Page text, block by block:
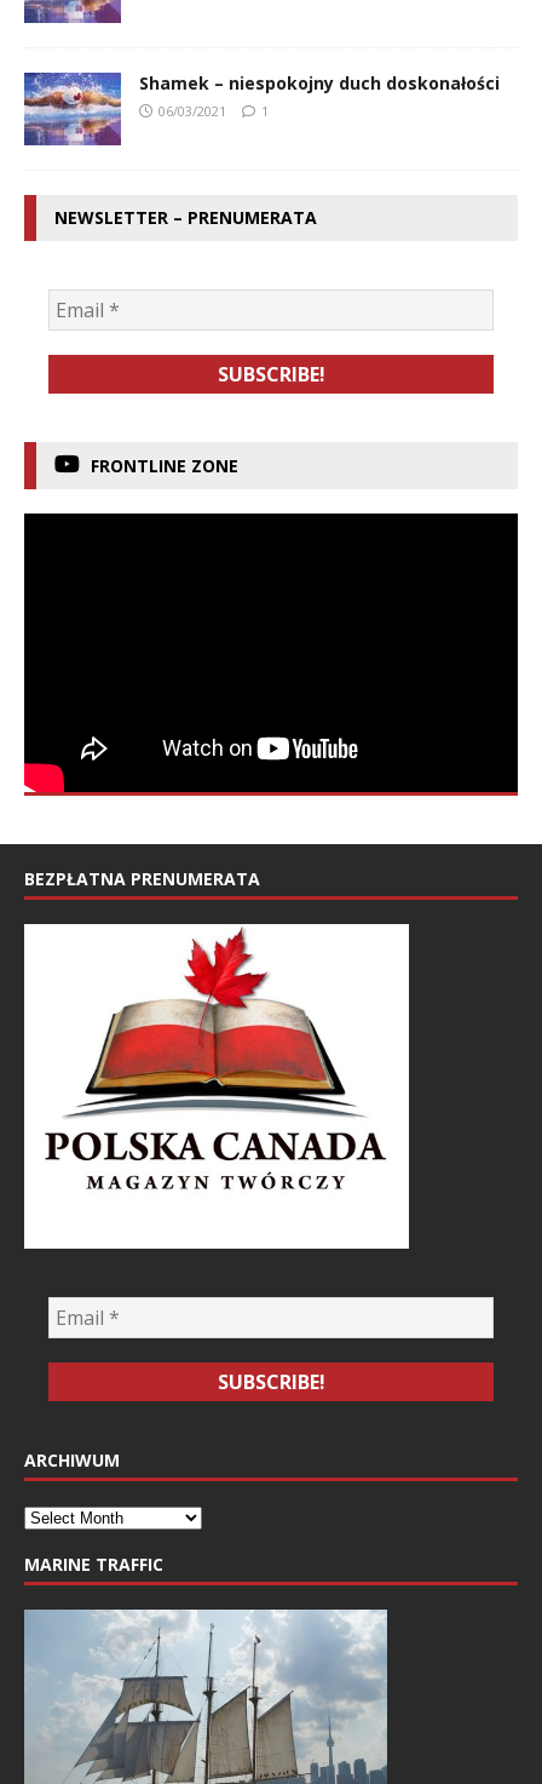
Shamek – niespokojny duch doskonałości
06/03/2021 1
NEWSLETTER – PRENUMERATA
FRONTLINE ZONE
BEZPŁATNA PRENUMERATA
ARCHIWUM
MARINE TRAFFIC